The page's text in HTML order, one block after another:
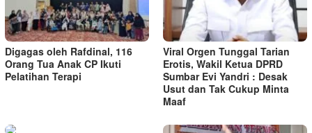
Digagas oleh Rafdinal, 116
Orang Tua Anak CP Ikuti
Pelatihan Terapi
Viral Orgen Tunggal Tarian
Erotis, Wakil Ketua DPRD
Sumbar Evi Yandri : Desak
Usut dan Tak Cukup Minta
Maaf